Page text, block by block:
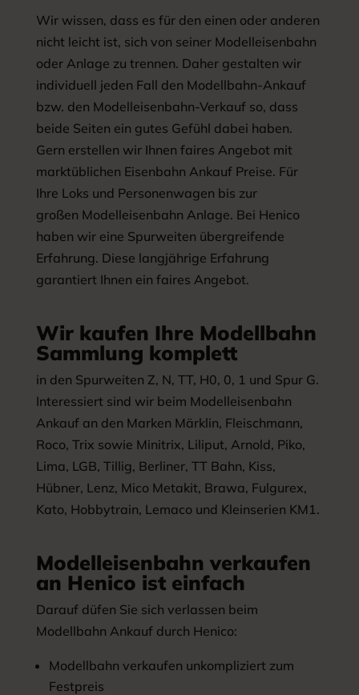
Wir wissen, dass es für den einen oder anderen
nicht leicht ist, sich von seiner Modelleisenbahn
oder Anlage zu trennen. Daher gestalten wir
individuell jeden Fall den Modellbahn-Ankauf
bzw. den Modelleisenbahn-Verkauf so, dass
beide Seiten ein gutes Gefühl dabei haben.
Gern erstellen wir Ihnen faires Angebot mit
marktüblichen Eisenbahn Ankauf Preise. Für
Ihre Loks und Personenwagen bis zur
großen Modelleisenbahn Anlage. Bei Henico
haben wir eine Spurweiten übergreifende
Erfahrung. Diese langjährige Erfahrung
garantiert Ihnen ein faires Angebot.
Wir kaufen Ihre Modellbahn
Sammlung komplett
in den Spurweiten Z, N, TT, H0, 0, 1 und Spur G.
Interessiert sind wir beim Modelleisenbahn
Ankauf an den Marken Märklin, Fleischmann,
Roco, Trix sowie Minitrix, Liliput, Arnold, Piko,
Lima, LGB, Tillig, Berliner, TT Bahn, Kiss,
Hübner, Lenz, Mico Metakit, Brawa, Fulgurex,
Kato, Hobbytrain, Lemaco und Kleinserien KM1.
Modelleisenbahn verkaufen
an Henico ist einfach
Darauf düfen Sie sich verlassen beim
Modellbahn Ankauf durch Henico:
Modellbahn verkaufen unkompliziert zum
Festpreis